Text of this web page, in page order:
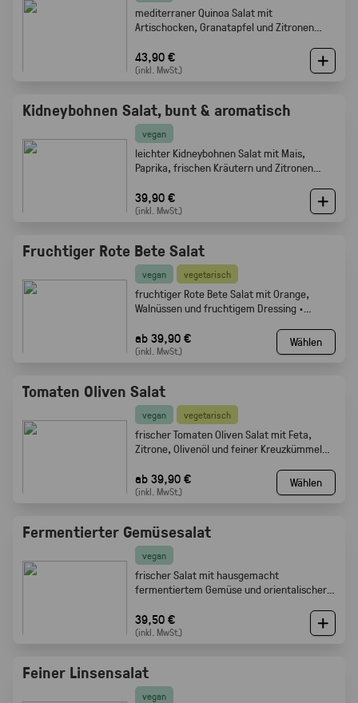
mediterraner Quinoa Salat mit
Artischocken, Granatapfel und Zitronen
Gabelfood
43,90 €
(inkl. MwSt.)
Kidneybohnen Salat, bunt & aromatisch
vegan
leichter Kidneybohnen Salat mit Mais,
Paprika, frischen Kräutern und Zitronen
39,90 €
(inkl. MwSt.)
Fruchtiger Rote Bete Salat
vegan vegetarisch
fruchtiger Rote Bete Salat mit Orange,
Walnüssen und fruchtigem Dressing ·
ab 39,90 €
(inkl. MwSt.)
Wählen
Tomaten Oliven Salat
vegan vegetarisch
frischer Tomaten Oliven Salat mit Feta,
Zitrone, Olivenöl und feiner Kreuzkümmel
ab 39,90 €
(inkl. MwSt.)
Wählen
Fermentierter Gemüsesalat
vegan
frischer Salat mit hausgemacht
fermentiertem Gemüse und orientalischer
39,50 €
(inkl. MwSt.)
Feiner Linsensalat
vegan